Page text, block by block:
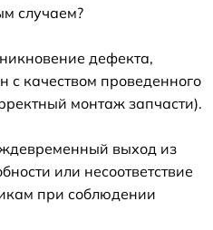
случаем?
дефекта,
с качеством проведенного
монтаж запчасти).
выход из
или несоответствие
при соблюдении